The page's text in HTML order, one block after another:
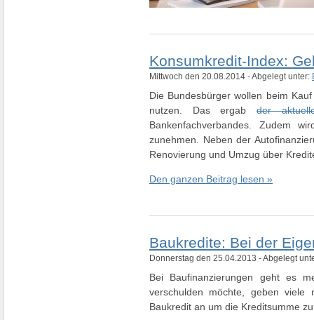
Konsumkredit-Index:
Mittwoch den 20.08.2014 - Abgelegt unter:
Die Bundesbürger wollen beim
nutzen. Das ergabder
Bankenfachverbandes. Zudem
zunehmen. Neben der
Renovierung und Umzug über
Den ganzen Beitrag lesen »
Baukredite: Bei der
Donnerstag den 25.04.2013 - Abgelegt
Bei Baufinanzierungen geht es
verschulden möchte, geben viele
Baukredit an um die Kreditsumme